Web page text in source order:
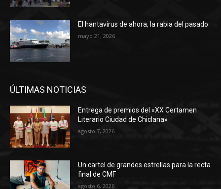
El hantavirus de ahora, la rabia del pasado
mayo 21, 2026
ÚLTIMAS NOTICIAS
Entrega de premios del «XX Certamen
Literario Ciudad de Chiclana»
agosto 7, 2026
Un cartel de grandes estrellas para la recta
final de CMF
agosto 6, 2026